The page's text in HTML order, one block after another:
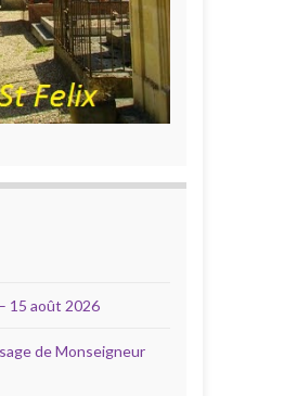
15 août 2026
de Monseigneur